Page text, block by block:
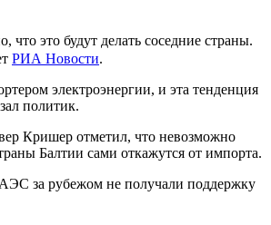
это будут делать соседние страны.
РИА Новости.
электроэнергии, и эта тенденция
политик.
Кришер отметил, что невозможно
Балтии сами откажутся от импорта.
АЭС за рубежом не получали поддержку